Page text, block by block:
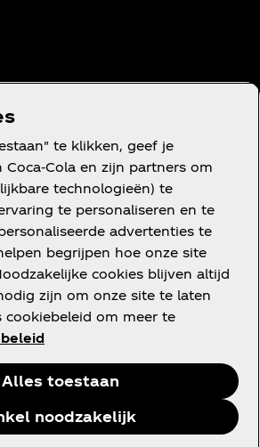
voor consumenten
te klikken, geef je
en zijn partners om
technologieën) te
te personaliseren en te
advertenties te
begrijpen hoe onze site
cookies blijven altijd
zijn om onze site te laten
cookiebeleid om meer te
Alles toestaan
noodzakelijk